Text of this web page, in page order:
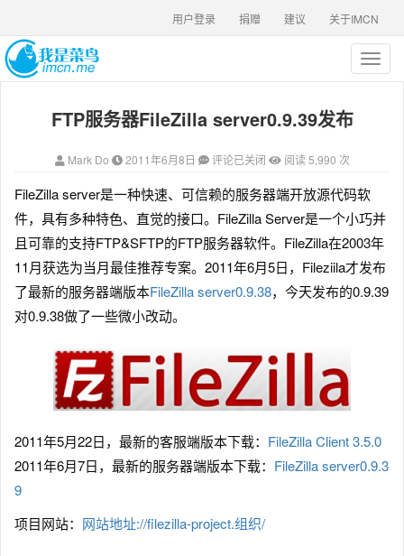
关于IMCN
建议
捐赠
用户登录
T
o
a
v
i
g
a
t
i
FTP服务器FileZilla server0.9.39发布
Mark Do 2011年6月8日 评论已关闭 阅读 5,990 次
FileZilla server是一种快速、可信赖的服务器端开放源代码软
件，具有多种特色、直觉的接口。FileZilla Server是一个小巧并
且可靠的支持FTP&SFTP的FTP服务器软件。FileZilla在2003年
11月获选为当月最佳推荐专案。2011年6月5日，Fileziila才发布
了最新的服务器端版本FileZilla server0.9.38，今天发布的0.9.39
对0.9.38做了一些微小改动。
2011年5月22日，最新的客服端版本下载： FileZilla Client 3.5.0
2011年6月7日，最新的服务器端版本下载： FileZilla server0.9.3
9
项目网站： 网站地址://filezilla-project.组织/